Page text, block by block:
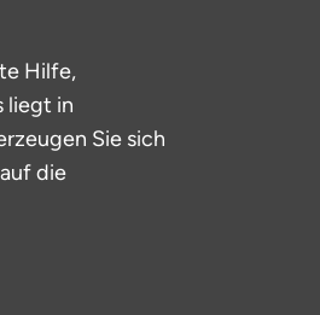
Hilfe,
liegt in
Sie sich
die